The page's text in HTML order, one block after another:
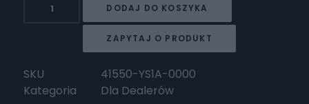
Storm
DODAJ DO KOSZYKA
ZAPYTAJ O PRODUKT
SKU
41550-YS1A-0000
Kategoria
Dla Dealerów